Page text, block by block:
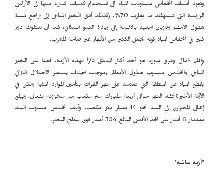
وتعود أسباب انخفاض مستويات المياه إلى استخدام كميات كبيرة منها في الأراضي
الزراعية التي تستهلك ما يقارب 70%، وكذلك أدى التغير المناخي إلى تراجع نسبة
هطول الأمطار وذوبان الجليد بالإضافة إلى زيادة النمو السكاني، كما أن للتلوث دور
كبير في انخفاض المياه كونه يجعل الكثير من الأنهار غير صالحة للشرب.
وإقليم شمال وشرق سوريا هو أحد أكثر المناطق تأثراً بهذه الأزمة، فعدا عن التغير
المناخي وانخفاض منسوب هطول الأمطار وموجات الجفاف يستمر الاحتلال التركي
بقطع المياه عن المنطقة التي تعتمد على نهر الفرات بتأمين الموارد المائية ولكن في
الآونة الأخيرة فقد النهر حوالي أربعة مليارات متر مكعب من مخزونه الفعال، ويبلغ
إجمالي المخزون في السد نحو 14 مليار متر مكعب، وأيضاً انخفض منسوب السد
بمقدار 6 أمتار عن الحد الأقصى البالغ 304 أمتار فوق سطح البحر.
"أزمة عالمية"